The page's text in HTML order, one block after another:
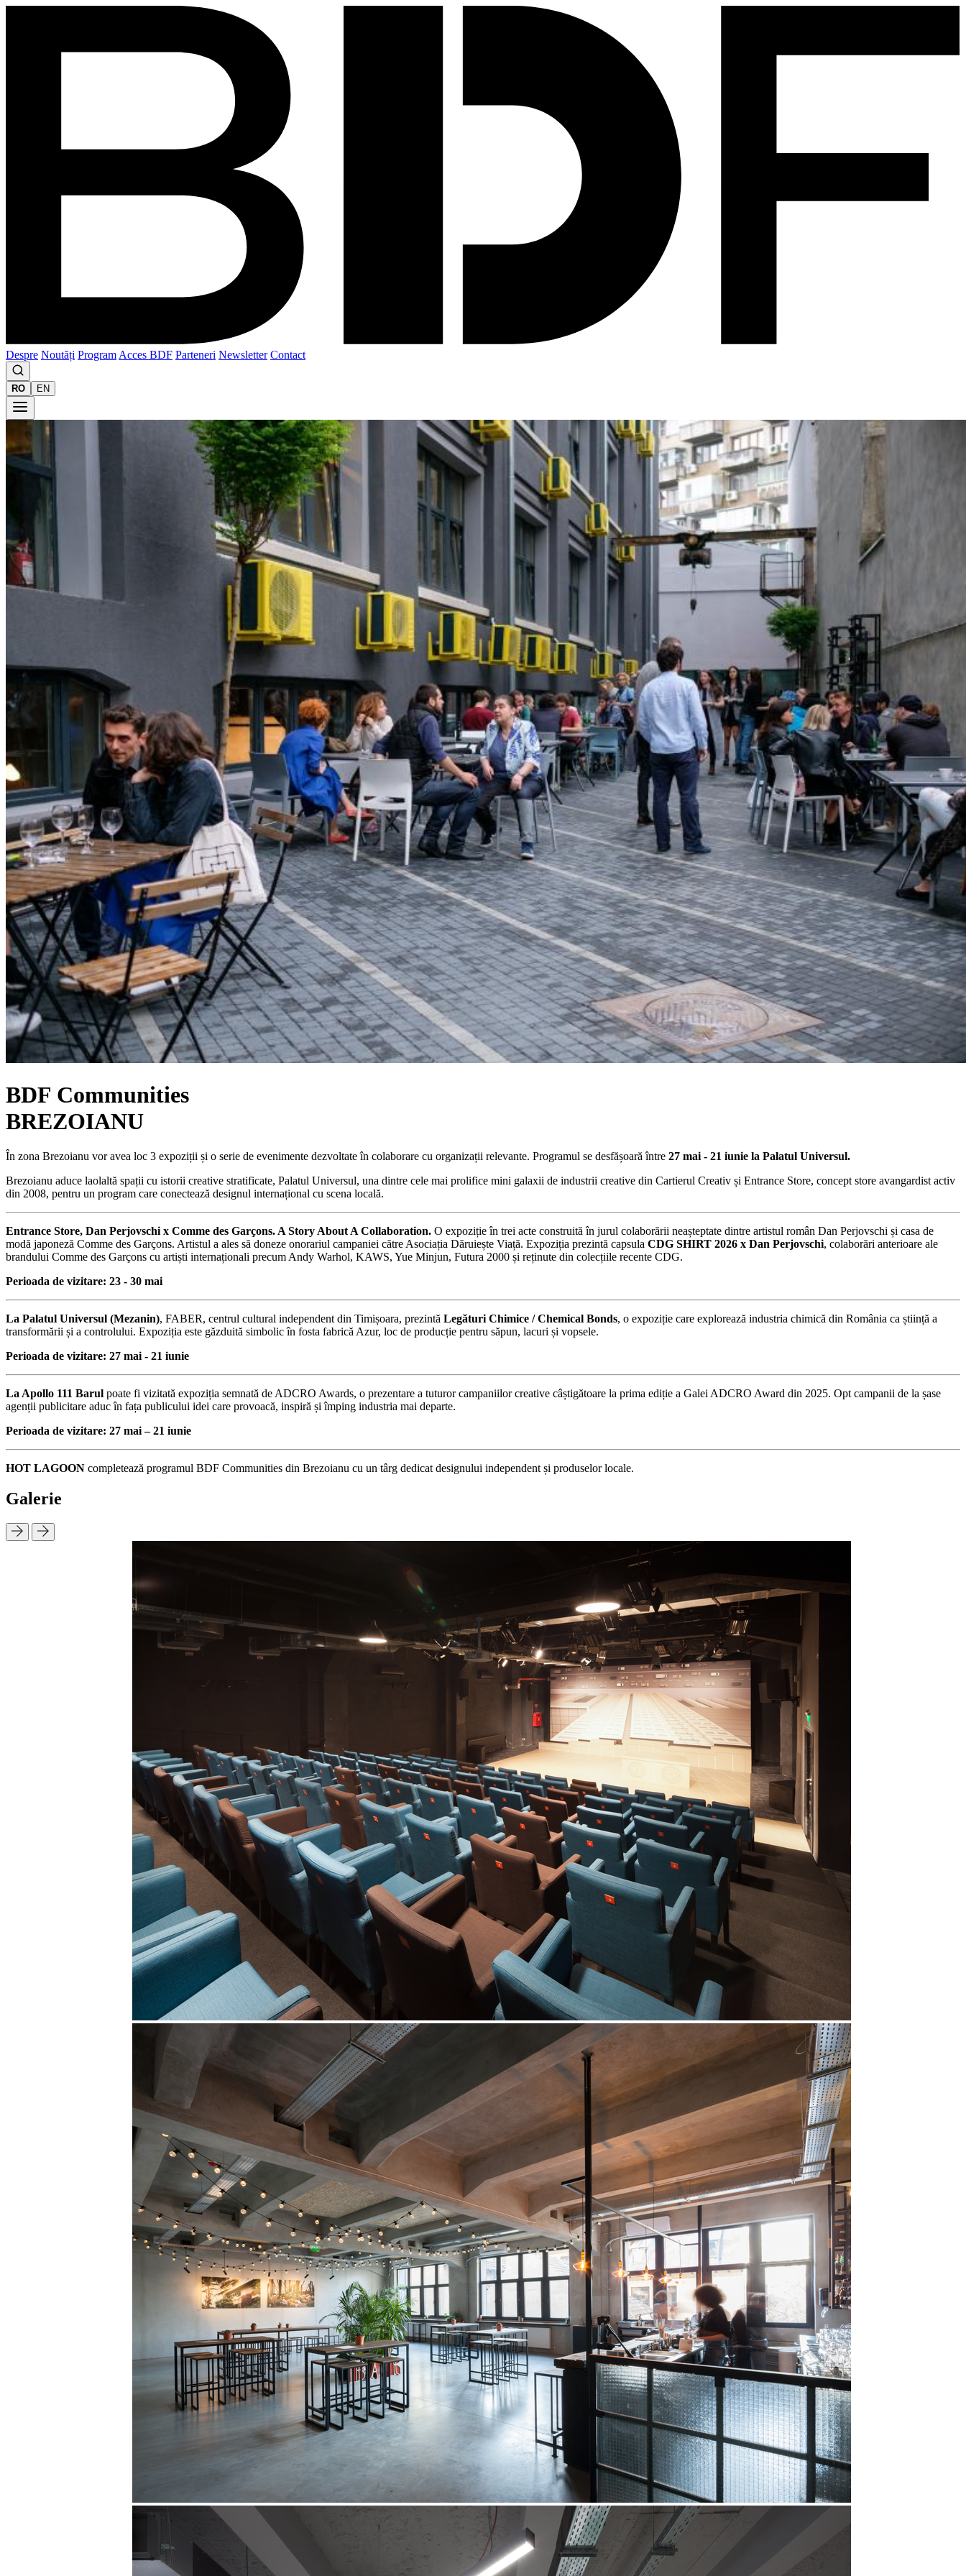
Despre Noutăți Program Acces BDF Parteneri Newsletter Contact
RO EN
BDF Communities
BREZOIANU
În zona Brezoianu vor avea loc 3 expoziții și o serie de evenimente dezvoltate în colaborare cu organizații relevante. Programul se desfășoară între 27 mai - 21 iunie la Palatul Universul.
Brezoianu aduce laolaltă spații cu istorii creative stratificate, Palatul Universul, una dintre cele mai prolifice mini galaxii de industrii creative din Cartierul Creativ și Entrance Store, concept store avangardist activ
din 2008, pentru un program care conectează designul internațional cu scena locală.
Entrance Store, Dan Perjovschi x Comme des Garçons. A Story About A Collaboration. O expoziție în trei acte construită în jurul colaborării neașteptate dintre artistul român Dan Perjovschi și casa de
modă japoneză Comme des Garçons. Artistul a ales să doneze onorariul campaniei către Asociația Dăruiește Viață. Expoziția prezintă capsula CDG SHIRT 2026 x Dan Perjovschi, colaborări anterioare ale
brandului Comme des Garçons cu artiști internaționali precum Andy Warhol, KAWS, Yue Minjun, Futura 2000 și reținute din colecțiile recente CDG.
Perioada de vizitare: 23 - 30 mai
La Palatul Universul (Mezanin), FABER, centrul cultural independent din Timișoara, prezintă Legături Chimice / Chemical Bonds, o expoziție care explorează industria chimică din România ca știință a
transformării și a controlului. Expoziția este găzduită simbolic în fosta fabrică Azur, loc de producție pentru săpun, lacuri și vopsele.
Perioada de vizitare: 27 mai - 21 iunie
La Apollo 111 Barul poate fi vizitată expoziția semnată de ADCRO Awards, o prezentare a tuturor campaniilor creative câștigătoare la prima ediție a Galei ADCRO Award din 2025. Opt campanii de la șase
agenții publicitare aduc în fața publicului idei care provoacă, inspiră și împing industria mai departe.
Perioada de vizitare: 27 mai – 21 iunie
HOT LAGOON completează programul BDF Communities din Brezoianu cu un târg dedicat designului independent și produselor locale.
Galerie